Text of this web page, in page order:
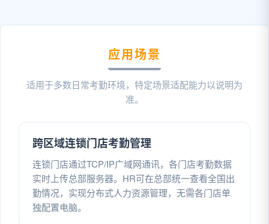
应用场景
适用于多数日常考勤环境，特定场景适配能力以说明为
准。
跨区域连锁门店考勤管理
连锁门店通过TCP/IP广域网通讯，各门店考勤数据
实时上传总部服务器。HR可在总部统一查看全国出
勤情况，实现分布式人力资源管理，无需各门店单
独配置电脑。